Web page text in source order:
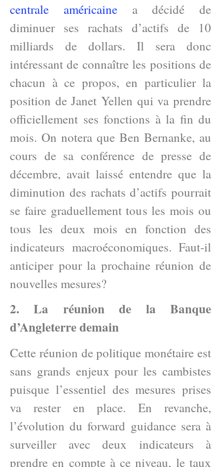
centrale américainea décidé de
diminuer ses rachats d’actifs de 10
milliards de dollars. Il sera donc
intéressant de connaître les positions de
chacun à ce propos, en particulier la
position de Janet Yellen qui va prendre
officiellement ses fonctions à la fin du
mois. On notera que Ben Bernanke, au
cours de sa conférence de presse de
décembre, avait laissé entendre que la
diminution des rachats d’actifs pourrait
se faire graduellement tous les mois ou
tous les deux mois en fonction des
indicateurs macroéconomiques. Faut-il
anticiper pour la prochaine réunion de
nouvelles mesures?
2. La réunion de la Banque
d’Angleterre demain
Cette réunion de politique monétaire est
sans grands enjeux pour les cambistes
puisque l’essentiel des mesures prises
va rester en place. En revanche,
l’évolution du forward guidance sera à
surveiller avec deux indicateurs à
prendre en compte à ce niveau, le taux